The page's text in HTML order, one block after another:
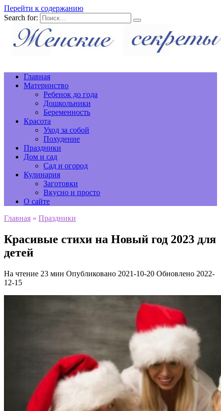
Перейти к содержанию
Search for:
Главная
Материнство
Ребенок до года
Дошкольники
Беременность
Красота
Уход за собой
Похудение
Праздники
Дом и сад
Сад и огород
Кулинария
Заготовки
Вкусно и просто
О сайте
Главная » Праздники
Красивые стихи на Новый год 2023 для
детей
На чтение 23 мин Опубликовано 2021-10-20 Обновлено 2022-
12-15